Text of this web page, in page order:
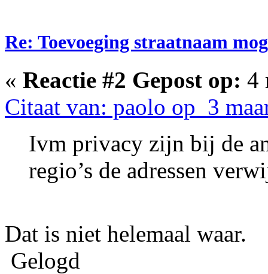
Re: Toevoeging straatnaam
« Reactie #2 Gepost op: 4
Citaat van: paolo op 3
Ivm privacy zijn bij de
regio’s de adressen
Dat is niet helemaal waar.
Gelogd